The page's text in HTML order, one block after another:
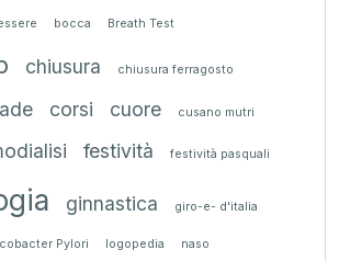
bocca Breath Test
chiusura chiusura ferragosto
corsi cuore cusano mutri
festività festività pasquali
ginnastica giro-e- d'italia
Pylori logopedia naso